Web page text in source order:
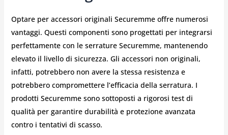
Optare per accessori originali Securemme offre numerosi
vantaggi. Questi componenti sono progettati per integrarsi
perfettamente con le serrature Securemme, mantenendo
elevato il livello di sicurezza. Gli accessori non originali,
infatti, potrebbero non avere la stessa resistenza e
potrebbero compromettere l’efficacia della serratura. I
prodotti Securemme sono sottoposti a rigorosi test di
qualità per garantire durabilità e protezione avanzata
contro i tentativi di scasso.